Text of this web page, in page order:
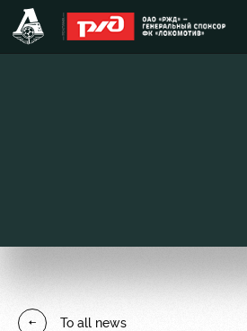
Players
СЕКТОР
Sponsors
To all news